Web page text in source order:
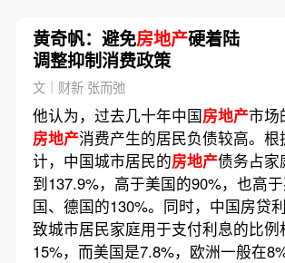
黄奇帆：避免房地产硬着陆
调整抑制消费政策
文｜财新 张而弛
他认为，过去几十年中国房地产市场
房地产消费产生的居民负债较高。根
计，中国城市居民的房地产债务占家
到137.9%，高于美国的90%，也高
国、德国的130%。同时，中国房贷
致城市居民家庭用于支付利息的比例
15%，而美国是7.8%，欧洲一般在